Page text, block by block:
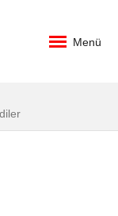
Menü